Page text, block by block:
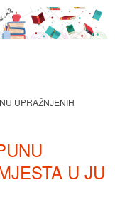
UPRAŽNJENIH
U JU